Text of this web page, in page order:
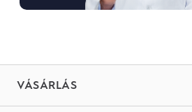
VÁSÁRLÁS